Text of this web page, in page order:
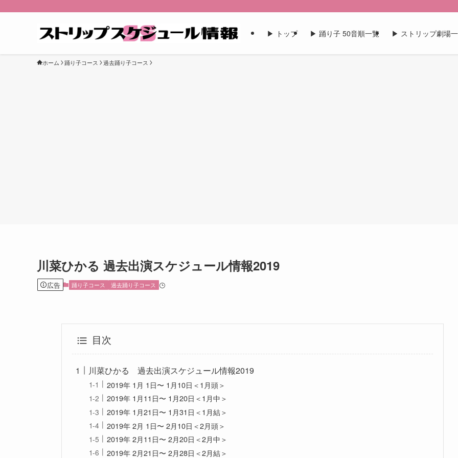
▶︎ トップ ▶︎ 踊り子 50音順一覧 ▶︎ ストリップ劇場
ホーム 踊り子コース 過去踊り子コース
川菜ひかる 過去出演スケジュール情報2019
広告 踊り子コース 過去踊り子コース
目次
川菜ひかる 過去出演スケジュール情報2019
2019年 1月 1日〜 1月10日＜1月頭＞
2019年 1月11日〜 1月20日＜1月中＞
2019年 1月21日〜 1月31日＜1月結＞
2019年 2月 1日〜 2月10日＜2月頭＞
2019年 2月11日〜 2月20日＜2月中＞
2019年 2月21日〜 2月28日＜2月結＞